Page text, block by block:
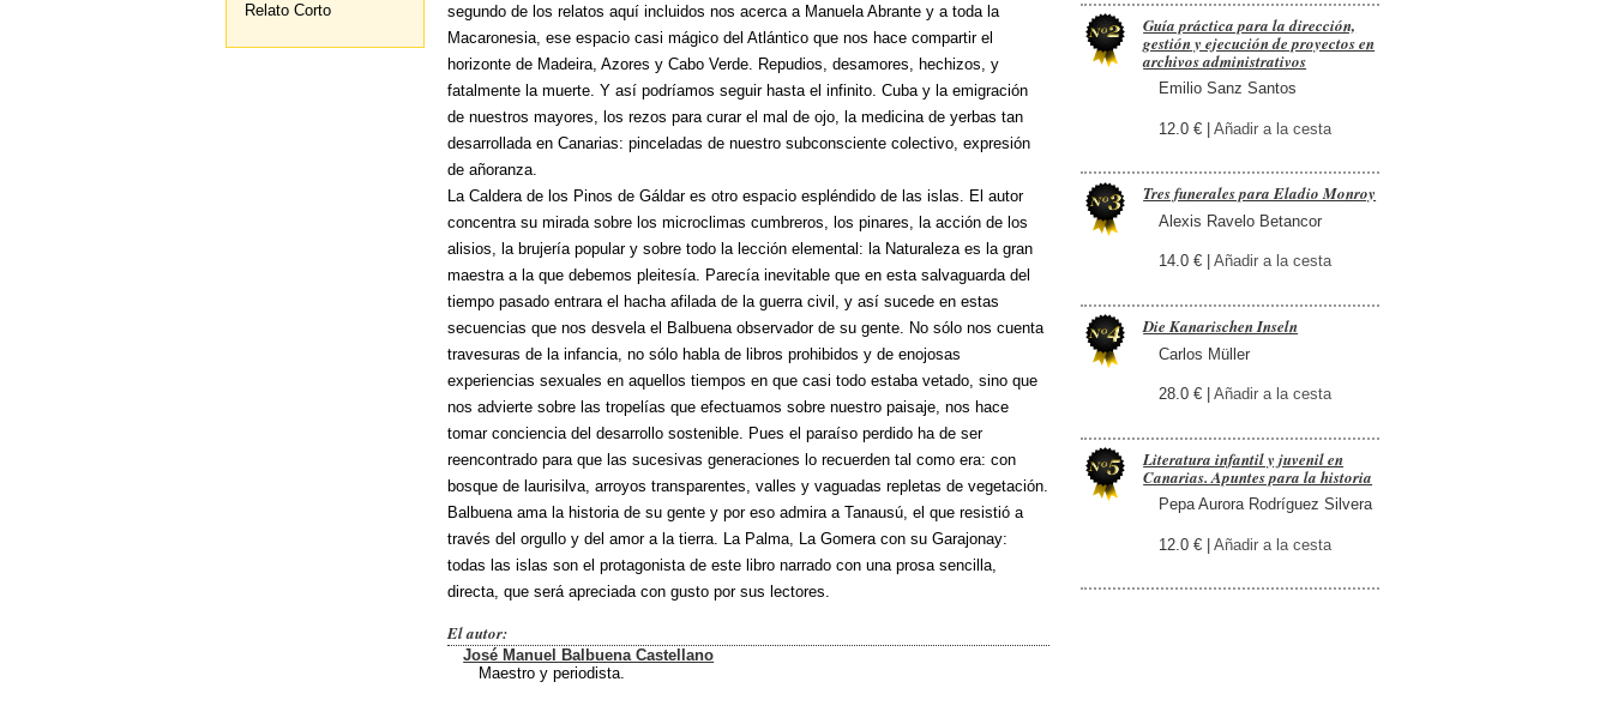
Relato Corto
segundo de los relatos aquí incluidos nos acerca a Manuela Abrante y a toda la
Macaronesia, ese espacio casi mágico del Atlántico que nos hace compartir el
horizonte de Madeira, Azores y Cabo Verde. Repudios, desamores, hechizos, y
fatalmente la muerte. Y así podríamos seguir hasta el infinito. Cuba y la emigración
de nuestros mayores, los rezos para curar el mal de ojo, la medicina de yerbas tan
desarrollada en Canarias: pinceladas de nuestro subconsciente colectivo, expresión
de añoranza.
La Caldera de los Pinos de Gáldar es otro espacio espléndido de las islas. El autor
concentra su mirada sobre los microclimas cumbreros, los pinares, la acción de los
alisios, la brujería popular y sobre todo la lección elemental: la Naturaleza es la gran
maestra a la que debemos pleitesía. Parecía inevitable que en esta salvaguarda del
tiempo pasado entrara el hacha afilada de la guerra civil, y así sucede en estas
secuencias que nos desvela el Balbuena observador de su gente. No sólo nos cuenta
travesuras de la infancia, no sólo habla de libros prohibidos y de enojosas
experiencias sexuales en aquellos tiempos en que casi todo estaba vetado, sino que
nos advierte sobre las tropelías que efectuamos sobre nuestro paisaje, nos hace
tomar conciencia del desarrollo sostenible. Pues el paraíso perdido ha de ser
reencontrado para que las sucesivas generaciones lo recuerden tal como era: con
bosque de laurisilva, arroyos transparentes, valles y vaguadas repletas de vegetación.
Balbuena ama la historia de su gente y por eso admira a Tanausú, el que resistió a
través del orgullo y del amor a la tierra. La Palma, La Gomera con su Garajonay:
todas las islas son el protagonista de este libro narrado con una prosa sencilla,
directa, que será apreciada con gusto por sus lectores.
El autor:
José Manuel Balbuena Castellano
Maestro y periodista.
Guía práctica para la dirección,
gestión y ejecución de proyectos en
archivos administrativos
Emilio Sanz Santos
12.0 € |Añadir a la cesta
Tres funerales para Eladio Monroy
Alexis Ravelo Betancor
14.0 € |Añadir a la cesta
Die Kanarischen Inseln
Carlos Müller
28.0 € |Añadir a la cesta
Literatura infantil y juvenil en
Canarias. Apuntes para la historia
Pepa Aurora Rodríguez Silvera
12.0 € |Añadir a la cesta